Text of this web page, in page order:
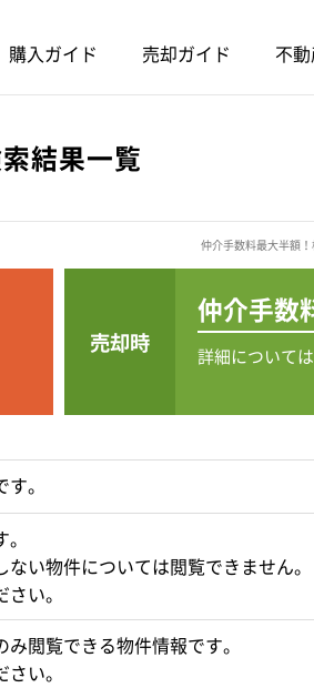
購入ガイド 売却ガイド 不
結果一覧
仲介手数料最大半額
売却時
仲介手数
詳細について
。
い物件については閲覧できません。
い。
閲覧できる物件情報です。
い。